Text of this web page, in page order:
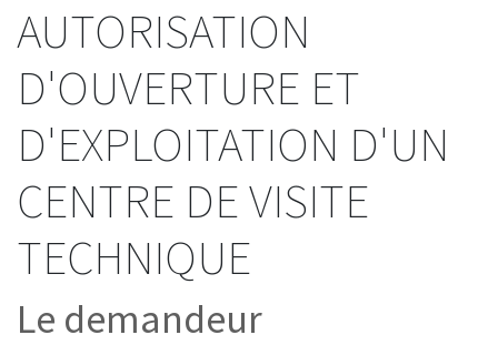
AUTORISATION
D'OUVERTURE ET
D'EXPLOITATION D'UN
CENTRE DE VISITE
TECHNIQUE
Le demandeur